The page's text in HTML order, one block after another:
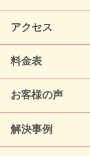
アクセス
料金表
お客様の声
解決事例